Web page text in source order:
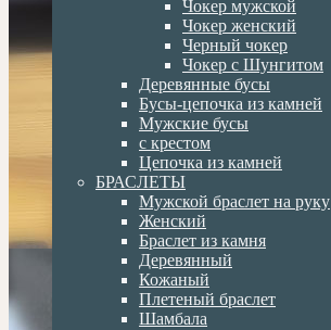
Чокер мужской
Чокер женский
Черный чокер
Чокер с Шунгитом
Деревянные бусы
Бусы-цепочка из камней
Мужские бусы
с крестом
Цепочка из камней
БРАСЛЕТЫ
Мужской браслет на руку
Женский
Браслет из камня
Деревянный
Кожаный
Плетеный браслет
Шамбала